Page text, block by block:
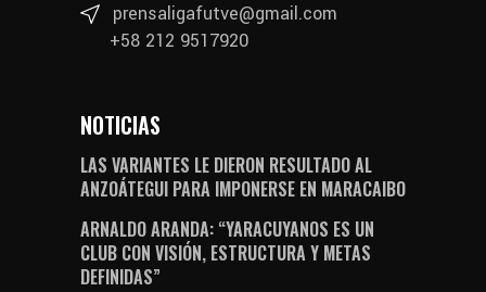
prensaligafutve@gmail.com
+58 212 9517920
NOTICIAS
LAS VARIANTES LE DIERON RESULTADO AL
ANZOÁTEGUI PARA IMPONERSE EN MARACAIBO
ARNALDO ARANDA: “YARACUYANOS ES UN
CLUB CON VISIÓN, ESTRUCTURA Y METAS
DEFINIDAS”